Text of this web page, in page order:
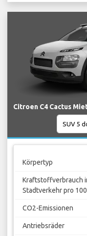
Citroen C4 Cactus
Körpertyp
Kraftstoffverbrauch
Stadtverkehr pro
CO2-Emissionen
Antriebsräder